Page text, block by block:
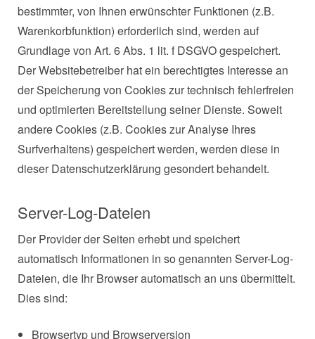
bestimmter, von Ihnen erwünschter Funktionen (z.B.
Warenkorbfunktion) erforderlich sind, werden auf
Grundlage von Art. 6 Abs. 1 lit. f DSGVO gespeichert.
Der Websitebetreiber hat ein berechtigtes Interesse an
der Speicherung von Cookies zur technisch fehlerfreien
und optimierten Bereitstellung seiner Dienste. Soweit
andere Cookies (z.B. Cookies zur Analyse Ihres
Surfverhaltens) gespeichert werden, werden diese in
dieser Datenschutzerklärung gesondert behandelt.
Server-Log-Dateien
Der Provider der Seiten erhebt und speichert
automatisch Informationen in so genannten Server-Log-
Dateien, die Ihr Browser automatisch an uns übermittelt.
Dies sind:
Browsertyp und Browserversion